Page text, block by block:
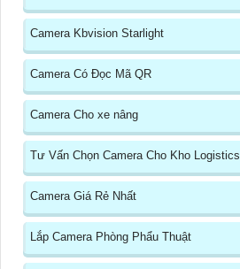
Camera Kbvision Starlight
Camera Có Đọc Mã QR
Camera Cho xe nâng
Tư Vấn Chọn Camera Cho Kho Logistics
Camera Giá Rẻ Nhất
Lắp Camera Phòng Phẩu Thuật